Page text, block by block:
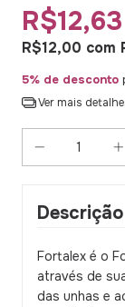
R$12,63
R$12,00 com
5% de desconto
Ver mais
Descrição
Fortalex é o
através de
das unhas e